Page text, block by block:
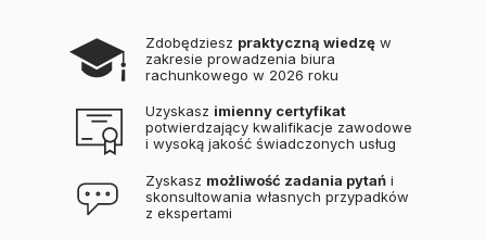
Zdobędziesz praktyczną wiedzę w
zakresie prowadzenia biura
rachunkowego w 2026 roku
Uzyskasz imienny certyfikat
potwierdzający kwalifikacje zawodowe
i wysoką jakość świadczonych usług
Zyskasz możliwość zadania pytań i
skonsultowania własnych przypadków
z ekspertami